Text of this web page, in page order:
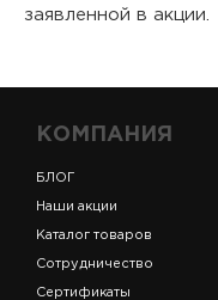
заявленной в акции.
КОМПАНИЯ
БЛОГ
Наши акции
Каталог товаров
Сотрудничество
Сертификаты